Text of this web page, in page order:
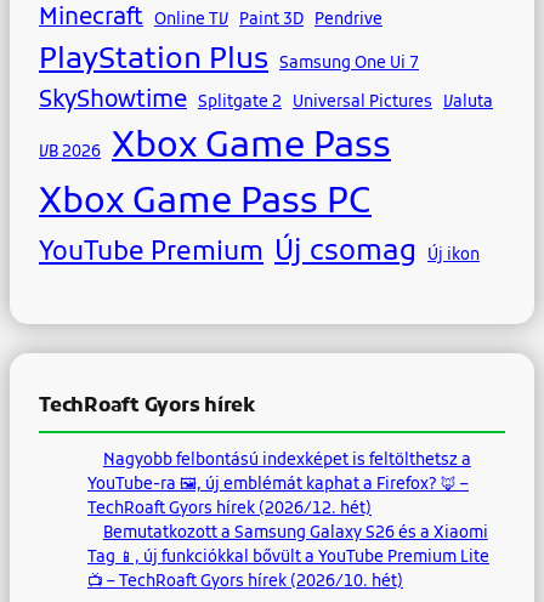
Minecraft Online TV Paint 3D Pendrive
PlayStation Plus Samsung One Ui 7
SkyShowtime Splitgate 2 Universal Pictures Valuta
VB 2026 Xbox Game Pass
Xbox Game Pass PC
YouTube Premium Új csomag Új ikon
TechRoaft Gyors hírek
Nagyobb felbontású indexképet is feltölthetsz a
YouTube-ra 🖼, új emblémát kaphat a Firefox? 🦊 –
TechRoaft Gyors hírek (2026/12. hét)
Bemutatkozott a Samsung Galaxy S26 és a Xiaomi
Tag 📱, új funkciókkal bővült a YouTube Premium Lite
📺 – TechRoaft Gyors hírek (2026/10. hét)